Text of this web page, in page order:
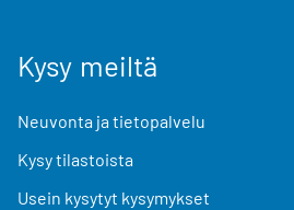
Kysy meiltä
Neuvonta ja tietopalvelu
Kysy tilastoista
Usein kysytyt kysymykset